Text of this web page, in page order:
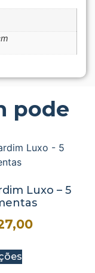
pode
Luxo – 5